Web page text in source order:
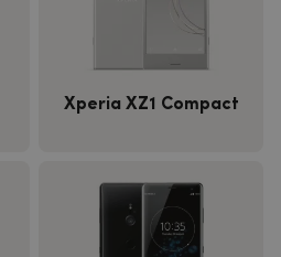
Xperia XZ1 Compact